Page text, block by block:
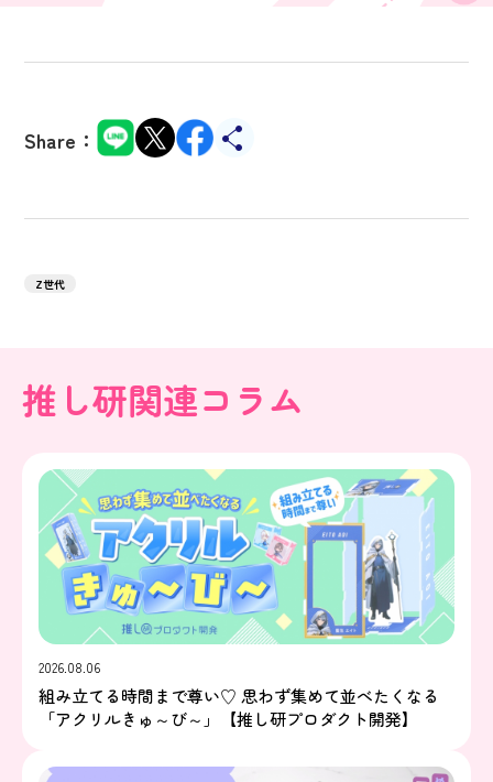
Share：
Z世代
推し研関連コラム
2026.08.06
組み立てる時間まで尊い♡ 思わず集めて並べたくなる
「アクリルきゅ～び～」【推し研プロダクト開発】